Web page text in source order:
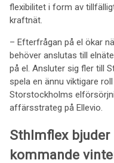
flexibilitet i form av
kraftnät.
– Efterfrågan på el ökar
behöver anslutas till
på el. Ansluter sig fler till
spela en ännu viktigare
Storstockholms
affärsstrateg på Ellevio.
Sthlmflex
kommande